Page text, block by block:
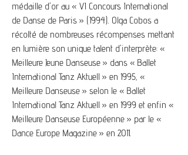
médaille d'or au « VI Concours International
de Danse de Paris » (1994). Olga Cobos a
récolté de nombreuses récompenses mettant
en lumière son unique talent d'interprète: «
Meilleure Jeune Danseuse » dans « Ballet
International Tanz Aktuell » en 1995, «
Meilleure Danseuse » selon le « Ballet
International Tanz Aktuell » en 1999 et enfin «
Meilleure Danseuse Européenne » par le «
Dance Europe Magazine » en 2011.